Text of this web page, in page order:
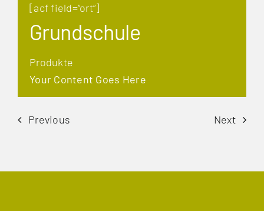
[acf field=“ort“]
Grundschule
Produkte
Your Content Goes Here
Previous Next